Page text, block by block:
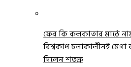
ফের কি কলকাতার মাঠে
বিশ্বকাপ চলাকালীনই
দিলেন শতদ্রু